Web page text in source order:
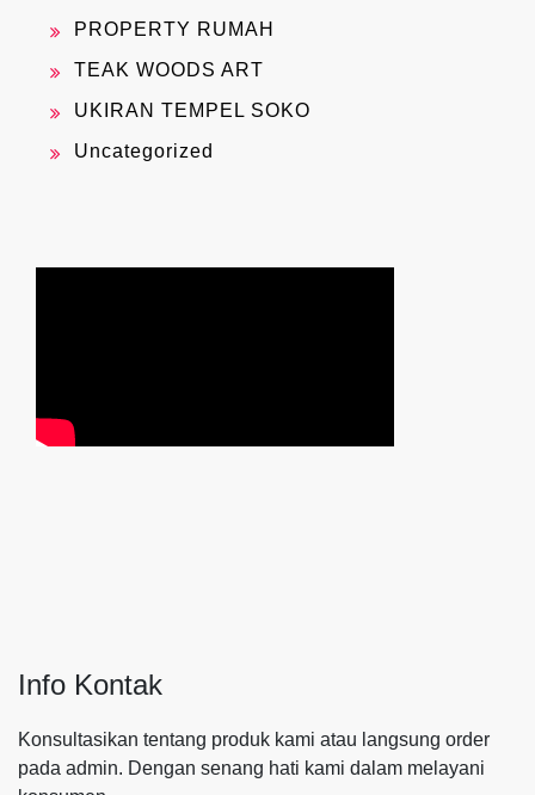
PROPERTY RUMAH
TEAK WOODS ART
UKIRAN TEMPEL SOKO
Uncategorized
Info Kontak
Konsultasikan tentang produk kami atau langsung order
pada admin. Dengan senang hati kami dalam melayani